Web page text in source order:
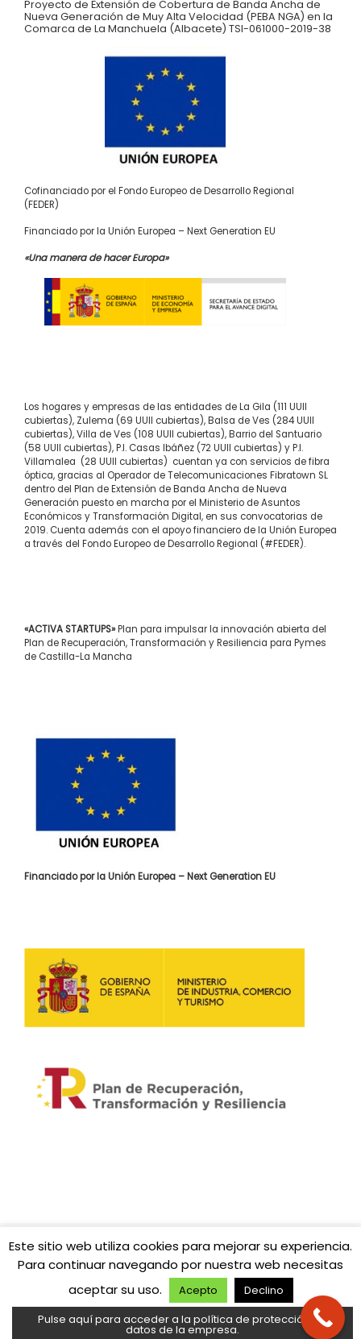
Proyecto de Extensión de Cobertura de Banda Ancha de
Nueva Generación de Muy Alta Velocidad (PEBA NGA) en la
Comarca de La Manchuela (Albacete) TSI-061000-2019-38
Cofinanciado por el Fondo Europeo de Desarrollo Regional
(FEDER)
Financiado por la Unión Europea – Next Generation EU
«Una manera de hacer Europa»
Los hogares y empresas de las entidades de La Gila (111 UUII
cubiertas), Zulema (69 UUII cubiertas), Balsa de Ves (284 UUII
cubiertas), Villa de Ves (108 UUII cubiertas), Barrio del Santuario
(58 UUII cubiertas), P.I. Casas Ibáñez (72 UUII cubiertas) y P.I.
Villamalea (28 UUII cubiertas) cuentan ya con servicios de fibra
óptica, gracias al Operador de Telecomunicaciones Fibratown SL
dentro del Plan de Extensión de Banda Ancha de Nueva
Generación puesto en marcha por el Ministerio de Asuntos
Económicos y Transformación Digital, en sus convocatorias de
2019. Cuenta además con el apoyo financiero de la Unión Europea
a través del Fondo Europeo de Desarrollo Regional (#FEDER).
«ACTIVA STARTUPS»Plan para impulsar la innovación abierta del
Plan de Recuperación, Transformación y Resiliencia para Pymes
de Castilla-La Mancha
Financiado por la Unión Europea – Next Generation EU
© 2026Fibratown | Tu operador de confianza.– Todos
los derechos reservados
Funciona conWP– Diseñado con el Tema Customizr
Este sitio web utiliza cookies para mejorar su experiencia.
Para continuar navegando por nuestra web necesitas
aceptar su uso.
Acepto
Declino
Pulse aquí para acceder a la política de protección de
datos de la empresa.